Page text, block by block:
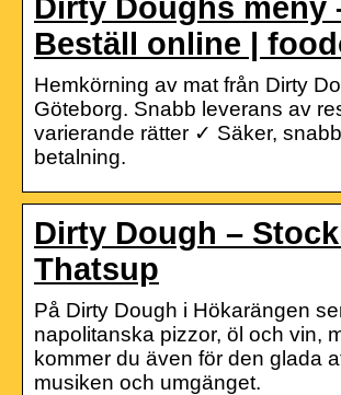
Dirty Doughs meny
Beställ online |
Hemkörning av mat från Dirty
Göteborg. Snabb leverans av
varierande rätter ✓ Säker,
betalning.
Dirty Dough –
Thatsup
På Dirty Dough i Hökarängen
napolitanska pizzor, öl och vin,
kommer du även för den glada
musiken och umgänget.